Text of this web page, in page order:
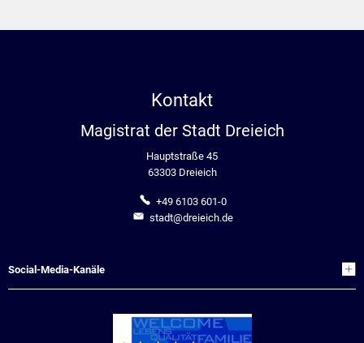
Kontakt
Magistrat der Stadt Dreieich
Hauptstraße 45
63303 Dreieich
+49 6103 601-0
stadt@dreieich.de
Social-Media-Kanäle